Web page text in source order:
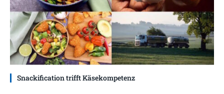
Snackification trifft Käsekompetenz